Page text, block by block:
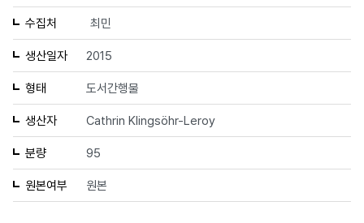
수집처 최민
생산일자 2015
형태 도서간행물
생산자 Cathrin Klingsöhr-Leroy
분량 95
원본여부 원본